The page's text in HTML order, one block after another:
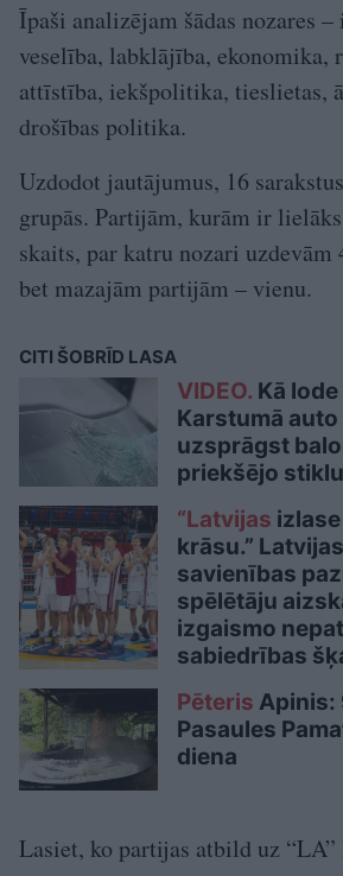
Īpaši analizējam šādas nozares
veselība, labklājība, ekonomika,
attīstība, iekšpolitika, tieslietas,
drošības politika.
Uzdodot jautājumus, 16
grupās. Partijām, kurām ir
skaits, par katru nozari uzdevām
bet mazajām partijām – vienu.
CITI ŠOBRĪD LASA
VIDEO. Kā
Karstumā auto
uzsprāgst
priekšējo stiklu
“Latvijas
krāsu.”
savienības
spēlētāju
izgaismo
sabiedrības
Pēteris Apinis:
Pasaules
diena
Lasiet, ko partijas atbild uz